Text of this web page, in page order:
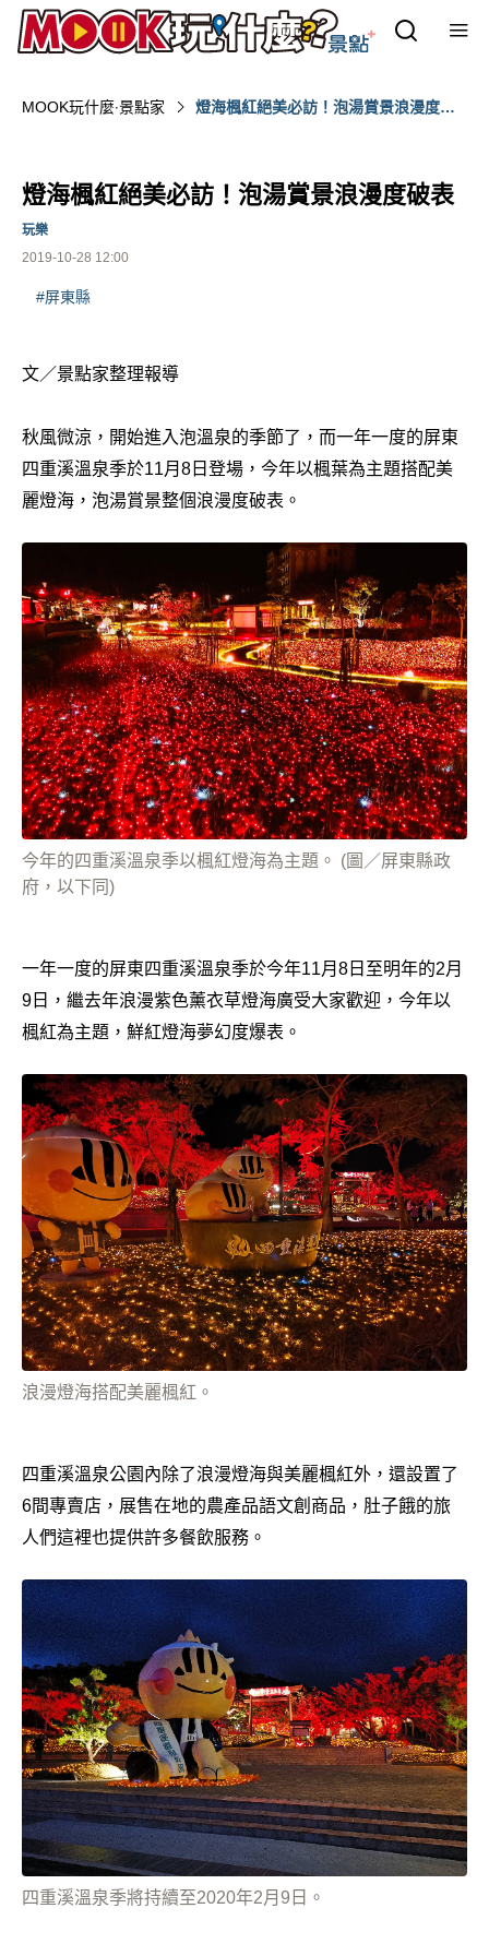
MOOK玩什麼‧景點家
燈海楓紅絕美必訪！泡湯賞景浪漫度破
燈海楓紅絕美必訪！泡湯賞景浪漫度破表
2019-10-28 12:00
玩樂
#屏東縣
文／景點家整理報導
秋風微涼，開始進入泡溫泉的季節了，而一年一度的屏東
四重溪溫泉季於11月8日登場，今年以楓葉為主題搭配美
麗燈海，泡湯賞景整個浪漫度破表。
今年的四重溪溫泉季以楓紅燈海為主題。 (圖／屏東縣政
府，以下同)
一年一度的屏東四重溪溫泉季於今年11月8日至明年的2月
9日，繼去年浪漫紫色薰衣草燈海廣受大家歡迎，今年以
楓紅為主題，鮮紅燈海夢幻度爆表。
浪漫燈海搭配美麗楓紅。
四重溪溫泉公園內除了浪漫燈海與美麗楓紅外，還設置了
6間專賣店，展售在地的農產品語文創商品，肚子餓的旅
人們這裡也提供許多餐飲服務。
四重溪溫泉季將持續至2020年2月9日。